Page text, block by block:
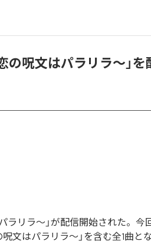
の呪文はパラリラ〜」
ラリラ〜」が配信開始された。今
文はパラリラ〜」を含む全1曲と